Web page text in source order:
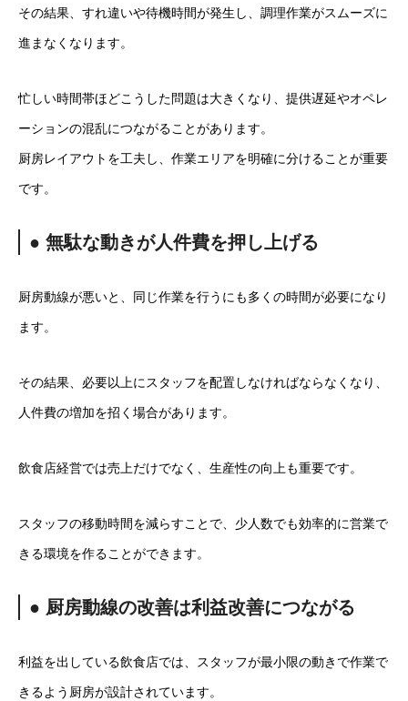
その結果、すれ違いや待機時間が発生し、調理作業がスムーズに
進まなくなります。
忙しい時間帯ほどこうした問題は大きくなり、提供遅延やオペレ
ーションの混乱につながることがあります。
厨房レイアウトを工夫し、作業エリアを明確に分けることが重要
です。
● 無駄な動きが人件費を押し上げる
厨房動線が悪いと、同じ作業を行うにも多くの時間が必要になり
ます。
その結果、必要以上にスタッフを配置しなければならなくなり、
人件費の増加を招く場合があります。
飲食店経営では売上だけでなく、生産性の向上も重要です。
スタッフの移動時間を減らすことで、少人数でも効率的に営業で
きる環境を作ることができます。
● 厨房動線の改善は利益改善につながる
利益を出している飲食店では、スタッフが最小限の動きで作業で
きるよう厨房が設計されています。